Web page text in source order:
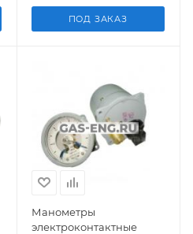
ПОД ЗАКАЗ
Манометры
электроконтактные